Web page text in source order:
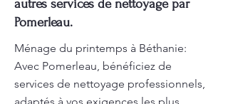
autres services de nettoyage par
Pomerleau.
Ménage du printemps à Béthanie:
Avec Pomerleau, bénéficiez de
services de nettoyage professionnels,